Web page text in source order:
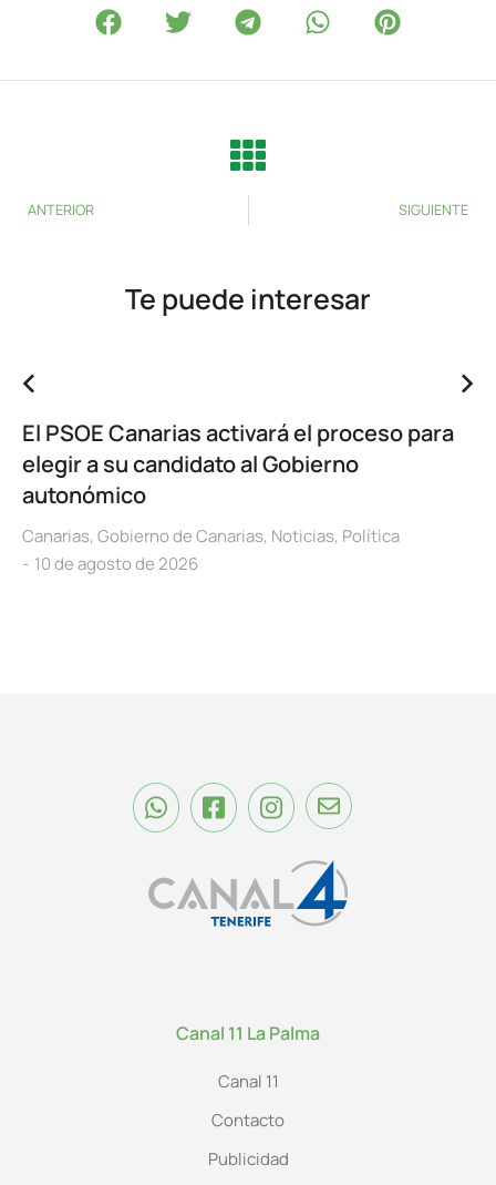
ANTERIOR SIGUIENTE
Te puede interesar
El PSOE Canarias activará el proceso para
elegir a su candidato al Gobierno
autonómico
Canarias, Gobierno de Canarias, Noticias, Política
10 de agosto de 2026
Canal 11 La Palma
Canal 11
Contacto
Publicidad